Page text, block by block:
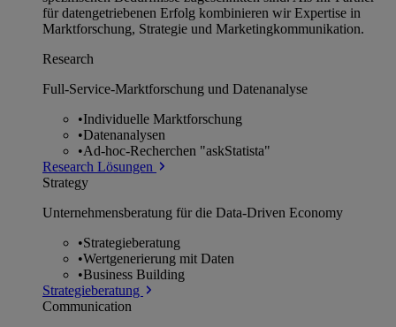
für datengetriebenen Erfolg kombinieren wir Expertise in
Marktforschung, Strategie und Marketingkommunikation.
Research
Full-Service-Marktforschung und Datenanalyse
•Individuelle Marktforschung
•Datenanalysen
•Ad-hoc-Recherchen "askStatista"
Research Lösungen
Strategy
Unternehmens­beratung für die Data-Driven Economy
•Strategieberatung
•Wertgenerierung mit Daten
•Business Building
Strategieberatung
Communication